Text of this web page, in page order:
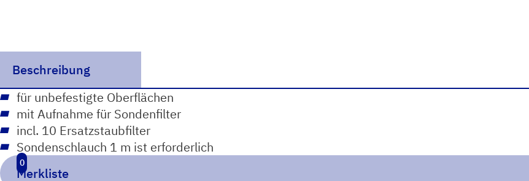
Merkliste
0
Beschreibung
für unbefestigte Oberflächen
mit Aufnahme für Sondenfilter
incl. 10 Ersatzstaubfilter
Sondenschlauch 1 m ist erforderlich